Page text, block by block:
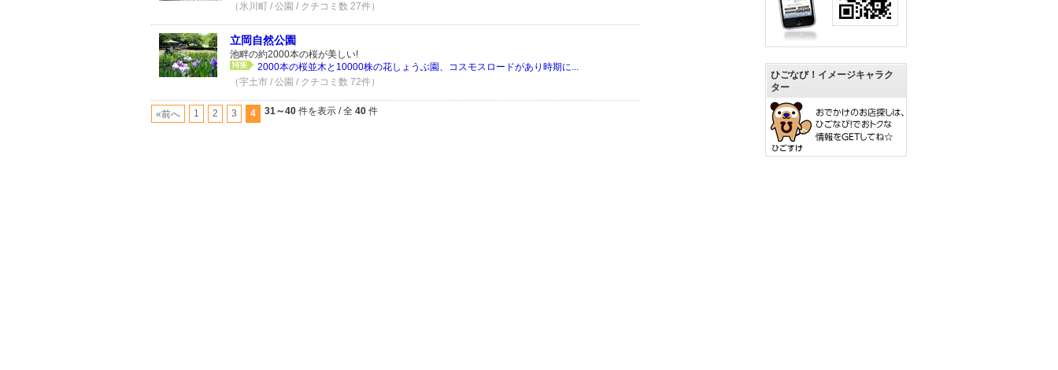
（氷川町 / 公園 / クチコミ数 27件）
立岡自然公園
池畔の約2000本の桜が美しい!
2000本の桜並木と10000株の花しょうぶ園、コスモスロードがあり時期に...
（宇土市 / 公園 / クチコミ数 72件）
«前へ 1 2 3 4 31～40 件を表示 / 全 40 件
ひごなび！イメージキャラク
ター